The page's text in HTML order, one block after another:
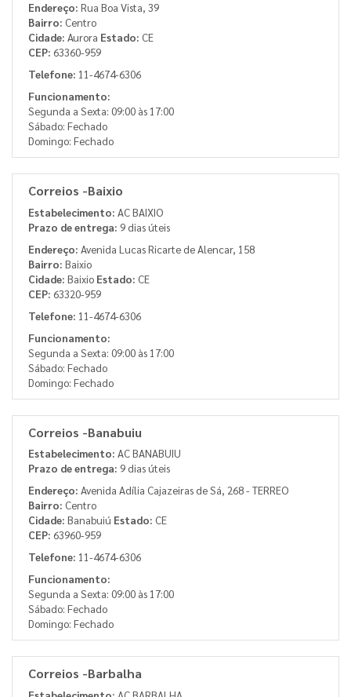
Endereço: Rua Boa Vista, 39
Bairro: Centro
Cidade: Aurora Estado: CE
CEP: 63360-959
Telefone: 11-4674-6306
Funcionamento:
Segunda a Sexta: 09:00 às 17:00
Sábado: Fechado
Domingo: Fechado
Correios -Baixio
Estabelecimento: AC BAIXIO
Prazo de entrega: 9 dias úteis
Endereço: Avenida Lucas Ricarte de Alencar, 158
Bairro: Baixio
Cidade: Baixio Estado: CE
CEP: 63320-959
Telefone: 11-4674-6306
Funcionamento:
Segunda a Sexta: 09:00 às 17:00
Sábado: Fechado
Domingo: Fechado
Correios -Banabuiu
Estabelecimento: AC BANABUIU
Prazo de entrega: 9 dias úteis
Endereço: Avenida Adília Cajazeiras de Sá, 268 - TERREO
Bairro: Centro
Cidade: Banabuiú Estado: CE
CEP: 63960-959
Telefone: 11-4674-6306
Funcionamento:
Segunda a Sexta: 09:00 às 17:00
Sábado: Fechado
Domingo: Fechado
Correios -Barbalha